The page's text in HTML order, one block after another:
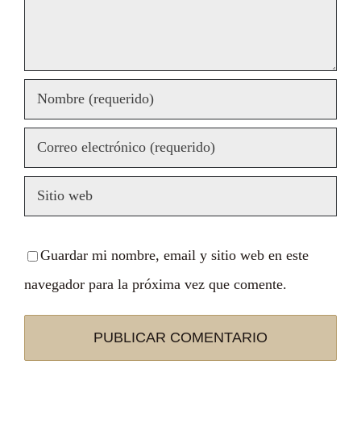
Guardar mi nombre, email y sitio web en este
navegador para la próxima vez que comente.